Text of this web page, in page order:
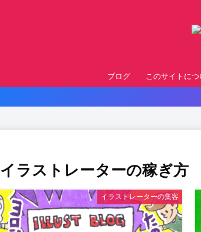
ブログ このサイトにつ
イラストレーターの稼ぎ方
イラストレーターの集客